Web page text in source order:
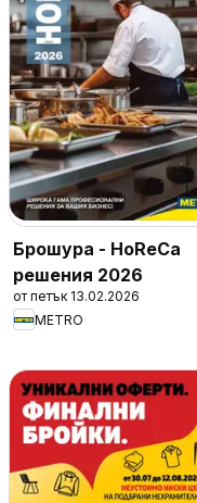
Брошура - HoReCa
решения 2026
от петък 13.02.2026
METRO